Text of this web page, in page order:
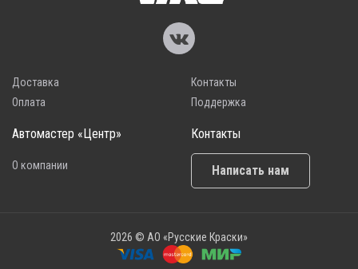
Доставка
Оплата
Контакты
Поддержка
Автомастер «Центр»
О компании
Контакты
Написать нам
2026 © АО «Русские Краски»